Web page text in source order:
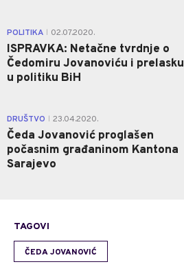
POLITIKA 02.07.2020.
ISPRAVKA: Netačne tvrdnje o
Čedomiru Jovanoviću i prelasku
u politiku BiH
DRUŠTVO 23.04.2020.
Čeda Jovanović proglašen
počasnim građaninom Kantona
Sarajevo
TAGOVI
ČEDA JOVANOVIĆ